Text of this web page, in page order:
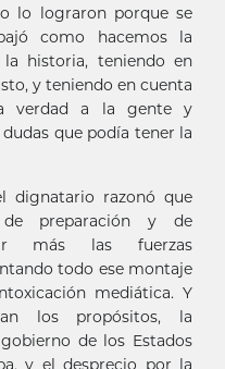
lo lograron porque se
como hacemos la
historia, teniendo en
y teniendo en cuenta
verdad a la gente y
que podía tener la
dignatario razonó que
preparación y de
más las fuerzas
todo ese montaje
mediática. Y
los propósitos, la
de los Estados
y el desprecio por la